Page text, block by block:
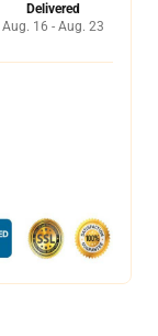
Delivered
Aug. 16 - Aug. 23